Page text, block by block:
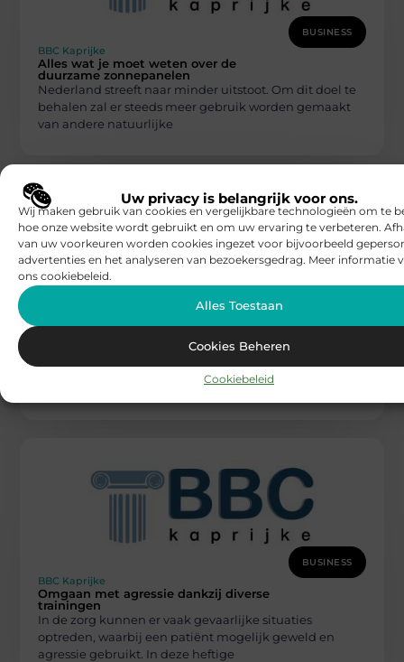
Uw privacy is belangrijk voor ons.
Wij maken gebruik van cookies en vergelijkbare technologieën om te
hoe onze website wordt gebruikt en om uw ervaring te verbeteren.
van uw voorkeuren worden cookies ingezet voor bijvoorbeeld
advertenties en het analyseren van bezoekersgedrag. Meer informatie
ons cookiebeleid.
Alles Toestaan
Cookies Beheren
Cookiebeleid
BUSINESS
BBC Kaprijke
Alles wat je moet weten over de
duurzame zonnepanelen
Nederland streeft naar minder uitstoot. Om dit doel te
behalen zal er steeds meer gebruik worden gemaakt
van andere natuurlijke
De concurrent voorbijstreven door deze
Als bedrijf is het in de huidige samenleving een lastige
taak zich te onderscheiden van de concurrenten. Door
BUSINESS
BBC Kaprijke
Omgaan met agressie dankzij diverse
trainingen
In de zorg kunnen er vaak gevaarlijke situaties
optreden, waarbij een patiënt mogelijk geweld en
agressie gebruikt. In deze heftige